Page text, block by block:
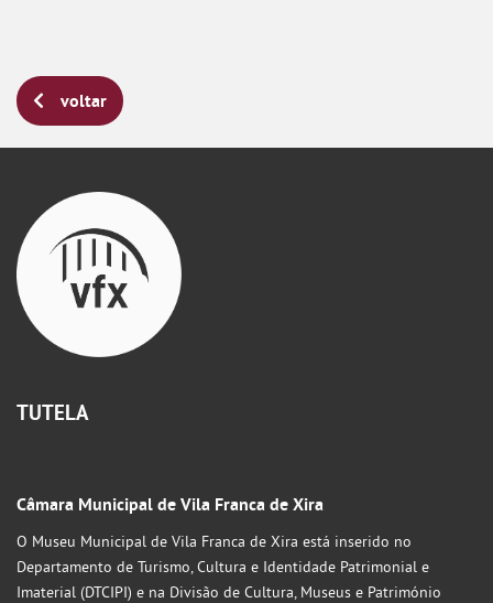
voltar
TUTELA
Câmara Municipal de Vila Franca de Xira
O Museu Municipal de Vila Franca de Xira está inserido no
Departamento de Turismo, Cultura e Identidade Patrimonial e
Imaterial (DTCIPI) e na Divisão de Cultura, Museus e Património